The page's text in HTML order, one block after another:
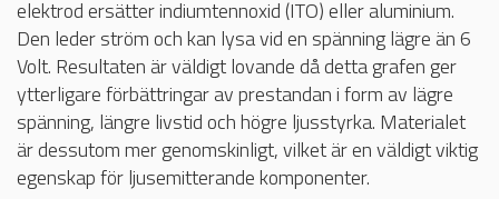
elektrod ersätter indiumtennoxid (ITO) eller aluminium.
Den leder ström och kan lysa vid en spänning lägre än 6
Volt. Resultaten är väldigt lovande då detta grafen ger
ytterligare förbättringar av prestandan i form av lägre
spänning, längre livstid och högre ljusstyrka. Materialet
är dessutom mer genomskinligt, vilket är en väldigt viktig
egenskap för ljusemitterande komponenter.